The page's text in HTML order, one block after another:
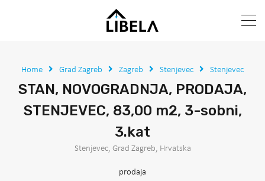
Home Grad Zagreb Zagreb Stenjevec Stenjevec
STAN, NOVOGRADNJA, PRODAJA,
STENJEVEC, 83,00 m2, 3-sobni,
3.kat
Stenjevec, Grad Zagreb, Hrvatska
prodaja